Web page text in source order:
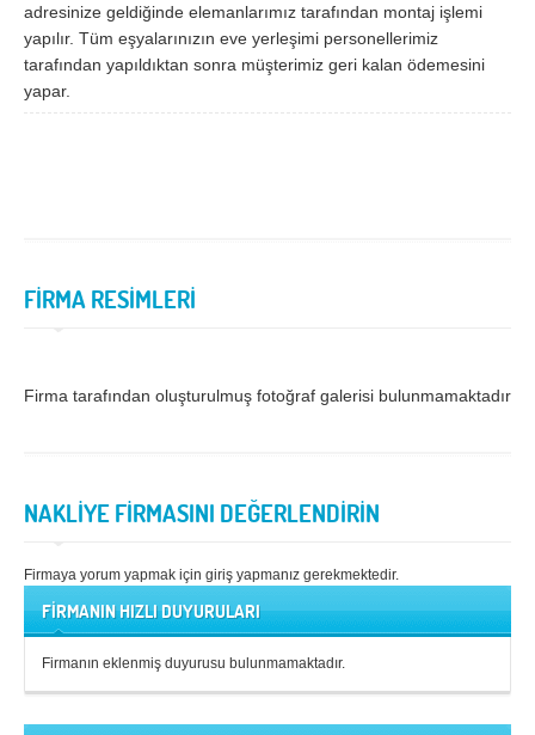
Zonguldak
MÜŞTERİ TALEPLERİ
adresinize geldiğinde elemanlarımız tarafından montaj işlemi
yapılır. Tüm eşyalarınızın eve yerleşimi personellerimiz
tarafından yapıldıktan sonra müşterimiz geri kalan ödemesini
yapar.
FİRMA RESİMLERİ
Firma tarafından oluşturulmuş fotoğraf galerisi bulunmamaktadır.
NAKLİYE FİRMASINI DEĞERLENDİRİN
Firmaya yorum yapmak için giriş yapmanız gerekmektedir.
FİRMANIN HIZLI DUYURULARI
Firmanın eklenmiş duyurusu bulunmamaktadır.